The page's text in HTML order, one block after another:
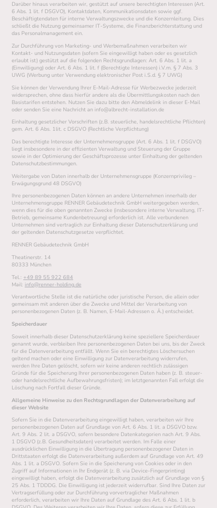
Darüber hinaus verarbeiten wir, gestützt auf unsere berechtigten Interessen (Art.
6 Abs. 1 lit. f DSGVO), Kontaktdaten, Kommunikationsdaten sowie ggf.
Beschäftigtendaten für interne Verwaltungszwecke und die Konzernleitung. Dies
schließt die Nutzung gemeinsamer IT-Systeme, die Finanzberichterstattung und
das Personalmanagement ein.
Zur Durchführung von Marketing- und Werbemaßnahmen verarbeiten wir
Kontakt- und Nutzungsdaten (sofern Sie eingewilligt haben oder es gesetzlich
erlaubt ist) gestützt auf die folgenden Rechtsgrundlagen: Art. 6 Abs. 1 lit. a
(Einwilligung) oder Art. 6 Abs. 1 lit. f (Berechtigte Interessen) i.V.m. § 7 Abs. 3
UWG (Werbung unter Verwendung elektronischer Post i.S.d. § 7 UWG)
Sie können der Verwendung Ihrer E-Mail-Adresse für Werbezwecke jederzeit
widersprechen, ohne dass hierfür andere als die Übermittlungskosten nach den
Basistarifen entstehen. Nutzen Sie dazu bitte den Abmeldelink in dieser E-Mail
oder senden Sie eine Nachricht an info@albrecht-installation.de
Einhaltung gesetzlicher Vorschriften (z.B. steuerliche, handelsrechtliche Pflichten)
gem. Art. 6 Abs. 1lit. c DSGVO (Rechtliche Verpflichtung)
Das berechtigte Interesse der Unternehmensgruppe (Art. 6 Abs. 1 lit. f DSGVO)
liegt insbesondere in der effizienten Verwaltung und Steuerung der Gruppe
sowie in der Optimierung der Geschäftsprozesse unter Einhaltung der geltenden
Datenschutzbestimmungen.
Weitergabe von Daten innerhalb der Unternehmensgruppe (Konzernprivileg –
Erwägungsgrund 48 DSGVO)
Ihre personenbezogenen Daten können an andere Unternehmen innerhalb der
Unternehmensgruppe RENNER Gebäudetechnik GmbH weitergegeben werden,
wenn dies für die oben genannten Zwecke (insbesondere interne Verwaltung, IT-
Betrieb, gemeinsame Kundenbetreuung) erforderlich ist. Alle verbundenen
Unternehmen sind vertraglich zur Einhaltung dieser Datenschutzerklärung und
der geltenden Datenschutzgesetze verpflichtet.
RENNER Gebäudetechnik GmbH
Theatinerstr. 14
80333 München
Tel.: +49 89 55 922 684
Mail: info@renner-holding.de
Verantwortliche Stelle ist die natürliche oder juristische Person, die allein oder
gemeinsam mit anderen über die Zwecke und Mittel der Verarbeitung von
personenbezogenen Daten (z. B. Namen, E-Mail-Adressen o. Ä.) entscheidet.
Speicherdauer
Soweit innerhalb dieser Datenschutzerklärung keine speziellere Speicherdauer
genannt wurde, verbleiben Ihre personenbezogenen Daten bei uns, bis der Zweck
für die Datenverarbeitung entfällt. Wenn Sie ein berechtigtes Löschersuchen
geltend machen oder eine Einwilligung zur Datenverarbeitung widerrufen,
werden Ihre Daten gelöscht, sofern wir keine anderen rechtlich zulässigen
Gründe für die Speicherung Ihrer personenbezogenen Daten haben (z. B. steuer-
oder handelsrechtliche Aufbewahrungsfristen); im letztgenannten Fall erfolgt die
Löschung nach Fortfall dieser Gründe.
Allgemeine Hinweise zu den Rechtsgrundlagen der Datenverarbeitung auf
dieser Website
Sofern Sie in die Datenverarbeitung eingewilligt haben, verarbeiten wir Ihre
personenbezogenen Daten auf Grundlage von Art. 6 Abs. 1 lit. a DSGVO bzw.
Art. 9 Abs. 2 lit. a DSGVO, sofern besondere Datenkategorien nach Art. 9 Abs.
1 DSGVO (z.B. Gesundheitsdaten) verarbeitet werden. Im Falle einer
ausdrücklichen Einwilligung in die Übertragung personenbezogener Daten in
Drittstaaten erfolgt die Datenverarbeitung außerdem auf Grundlage von Art. 49
Abs. 1 lit. a DSGVO. Sofern Sie in die Speicherung von Cookies oder in den
Zugriff auf Informationen in Ihr Endgerät (z. B. via Device-Fingerprinting)
eingewilligt haben, erfolgt die Datenverarbeitung zusätzlich auf Grundlage von §
25 Abs. 1 TDDDG. Die Einwilligung ist jederzeit widerrufbar. Sind Ihre Daten zur
Vertragserfüllung oder zur Durchführung vorvertraglicher Maßnahmen
erforderlich, verarbeiten wir Ihre Daten auf Grundlage des Art. 6 Abs. 1 lit. b